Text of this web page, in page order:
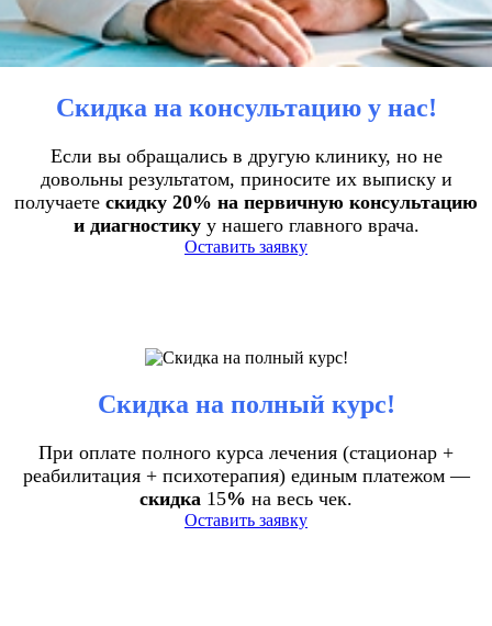
Скидка на консультацию у нас!
Если вы обращались в другую клинику, но не
довольны результатом, приносите их выписку и
получаете скидку 20% на первичную консультацию
и диагностикуу нашего главного врача.
Оставить заявку
Скидка на полный курс!
При оплате полного курса лечения (стационар +
реабилитация + психотерапия) единым платежом —
скидка 15% на весь чек.
Оставить заявку